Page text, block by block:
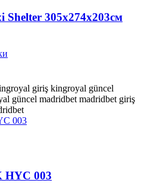
305x274x203см
giriş kingroyal güncel
güncel madridbet madridbet giriş
003